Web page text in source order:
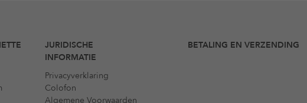
JURIDISCHE
INFORMATIE
Privacyverklaring
Colofon
Algemene Voorwaarden
BETALING EN VERZENDING